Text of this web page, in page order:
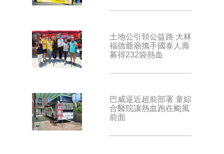
土地公引領公益路 大林
福德爺廟攜手國泰人壽
募得232袋熱血
巴威逼近超前部署 童綜
合醫院讓熱血跑在颱風
前面